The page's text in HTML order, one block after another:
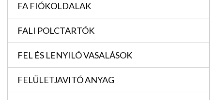
FA FIÓKOLDALAK
FALI POLCTARTÓK
FEL ÉS LENYILÓ VASALÁSOK
FELÜLETJAVITÓ ANYAG